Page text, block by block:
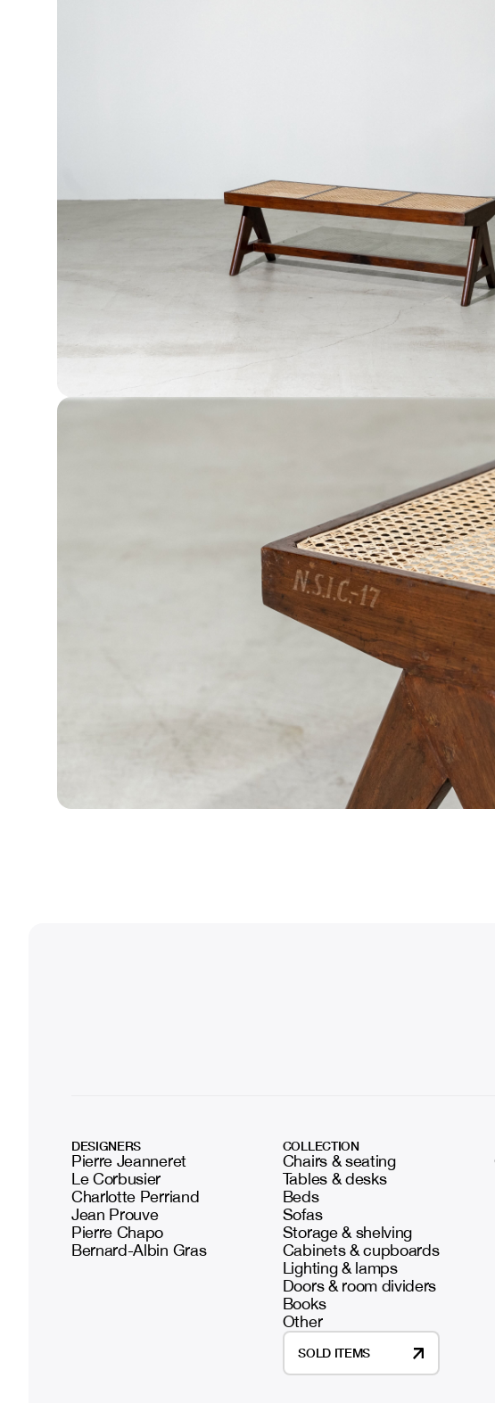
DESIGNERS
Pierre Jeanneret
Le Corbusier
Charlotte Perriand
Jean Prouve
Pierre Chapo
Bernard-Albin Gras
COLLECTION
Chairs & seating
Tables & desks
Beds
Sofas
Storage & shelving
Cabinets & cupboards
Lighting & lamps
Doors & room dividers
Books
Other
SOLD ITEMS